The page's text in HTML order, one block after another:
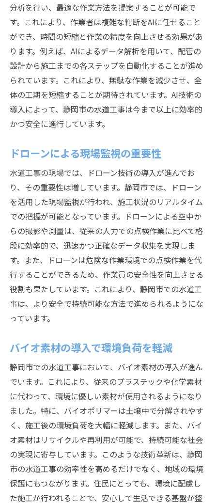
施工廃棄物のリサイクル率向上
市民参加型の環境保全活動
地域インフラを支える静岡市の水道工事最新技
術
地域特有の課題に応える技術革新
老朽化インフラの刷新と管理
災害に強い水道システムの設計
持続可能なインフラのための投資
インフラ整備と経済成長の関係
効率性向上静岡市での水道工事が地域に与える
影響
短時間施工で交通渋滞を軽減
効率的な資源利用でコスト最適化
工事中の安全管理強化の必要性
地域経済への直接的な影響
雇用創出と技術者育成の重要性
施行後の利便性向上を実現
施工技術の革新静岡市の水道工事が目指す持続
可能な未来
水資源管理の最前線技術
低炭素化技術の推進
持続可能性評価の導入
次世代施工技術の研究開発
持続可能な都市へのビジョン
静岡市水道工事地域住民にとってのメリットと
課題
水質改善と健康への影響
生活の質向上とストレス軽減
地域社会とのコミュニケーション強化
分析を行い、最適な作業方法を提案することが可能で
す。これにより、作業者は複雑な判断をAIに任せること
ができ、時間の短縮と作業の精度を向上させる効果があ
ります。例えば、AIによるデータ解析を用いて、配管の
設計から施工までの各ステップを自動化することが進め
られています。これにより、無駄な作業を減少させ、全
体の工期を短縮することが期待されています。AI技術の
導入によって、静岡市の水道工事は今まで以上に効率的
かつ安全に進行しています。
ドローンによる現場監視の重要性
水道工事の現場では、ドローン技術の導入が進んでお
り、その重要性は増しています。静岡市では、ドローン
を活用した現場監視が行われ、施工状況のリアルタイム
での把握が可能となっています。ドローンによる空中か
らの撮影や測量は、従来の人力での点検作業に比べて格
段に効率的で、迅速かつ正確なデータ収集を実現しま
す。また、ドローンは危険な作業環境での点検作業を代
行することができるため、作業員の安全性を向上させる
役割も果たしています。これにより、静岡市での水道工
事は、より安全で持続可能な方法で進められるようにな
っています。
バイオ素材の導入で環境負荷を軽減
静岡市での水道工事において、バイオ素材の導入が進ん
でいます。これにより、従来のプラスチックや化学素材
に代わって、環境に優しい素材が使用されるようになり
ました。特に、バイオポリマーは土壌中で分解されやす
く、施工後の環境負荷を大幅に軽減します。また、バイ
オ素材はリサイクルや再利用が可能で、持続可能な社会
の実現に寄与しています。このような技術革新は、静岡
市の水道工事の効率性を高めるだけでなく、地域の環境
保護にもつながります。住民にとっても、環境に配慮し
た施工が行われることで、安心して生活できる基盤が整